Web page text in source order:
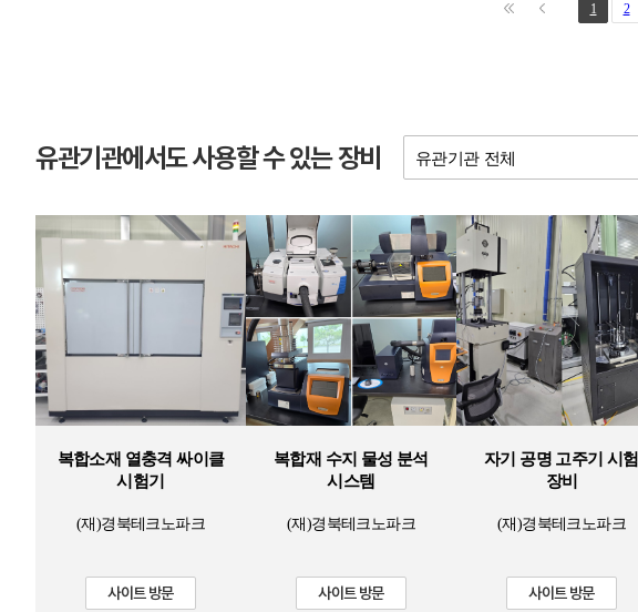
1 2
유관기관에서도 사용할 수 있는 장비
복합소재 열충격 싸이클
시험기
(재)경북테크노파크
사이트 방문
복합재 수지 물성 분석
시스템
(재)경북테크노파크
사이트 방문
자기 공명 고주기 시험
장비
(재)경북테크노파크
사이트 방문